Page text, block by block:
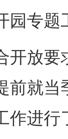
园专
开放
前就
作进行